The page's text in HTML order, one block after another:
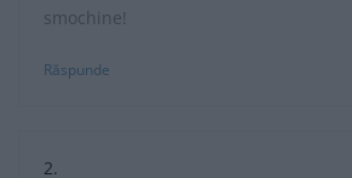
smochine!
Răspunde